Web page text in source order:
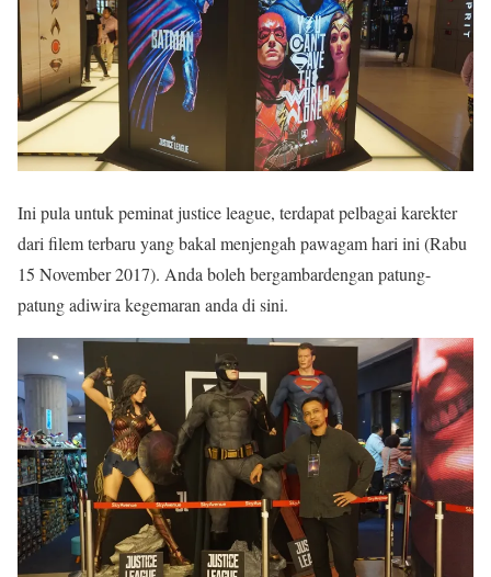
Ini pula untuk peminat justice league, terdapat pelbagai karekter
dari filem terbaru yang bakal menjengah pawagam hari ini (Rabu
15 November 2017). Anda boleh bergambardengan patung-
patung adiwira kegemaran anda di sini.